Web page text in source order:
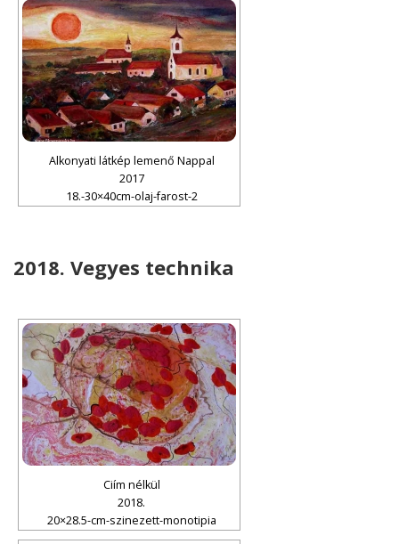
Alkonyati látkép lemenő Nappal
2017
18.-30×40cm-olaj-farost-2
2018. Vegyes technika
Ciím nélkül
2018.
20×28.5-cm-szinezett-monotipia